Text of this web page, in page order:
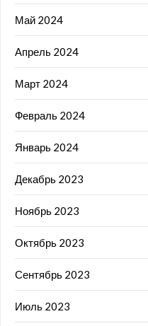
Май 2024
Апрель 2024
Март 2024
Февраль 2024
Январь 2024
Декабрь 2023
Ноябрь 2023
Октябрь 2023
Сентябрь 2023
Июль 2023